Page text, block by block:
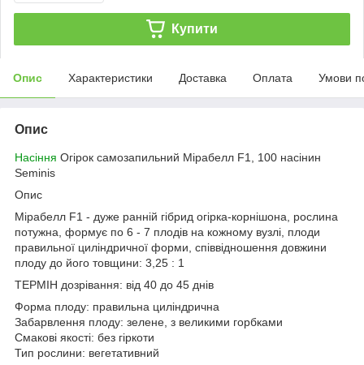
Купити
Опис Характеристики Доставка Оплата Умови
Опис
Насіння Огірок самозапильний Мірабелл F1, 100 насінин
Seminis
Опис
Мірабелл F1 - дуже ранній гібрид огірка-корнішона, рослина
потужна, формує по 6 - 7 плодів на кожному вузлі, плоди
правильної циліндричної форми, співвідношення довжини
плоду до його товщини: 3,25 : 1
ТЕРМІН дозрівання: від 40 до 45 днів
Форма плоду: правильна циліндрична
Забарвлення плоду: зелене, з великими горбками
Смакові якості: без гіркоти
Тип рослини: вегетативний